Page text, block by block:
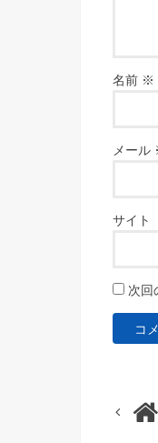
名前 ※
メール
サイト
次回